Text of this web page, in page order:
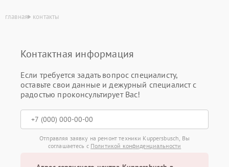
главная контакты
Контактная информация
Если требуется задать вопрос специалисту,
оставьте свои данные и дежурный специалист с
радостью проконсультирует Вас!
Отправляя заявку на ремонт техники Kuppersbusch, Вы
соглашаетесь с Политикой конфиденциальности